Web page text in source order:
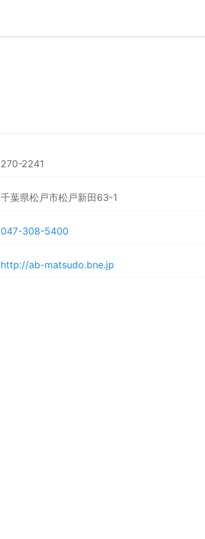
270-2241
千葉県松戸市松戸新田63-1
047-308-5400
http://ab-matsudo.bne.jp